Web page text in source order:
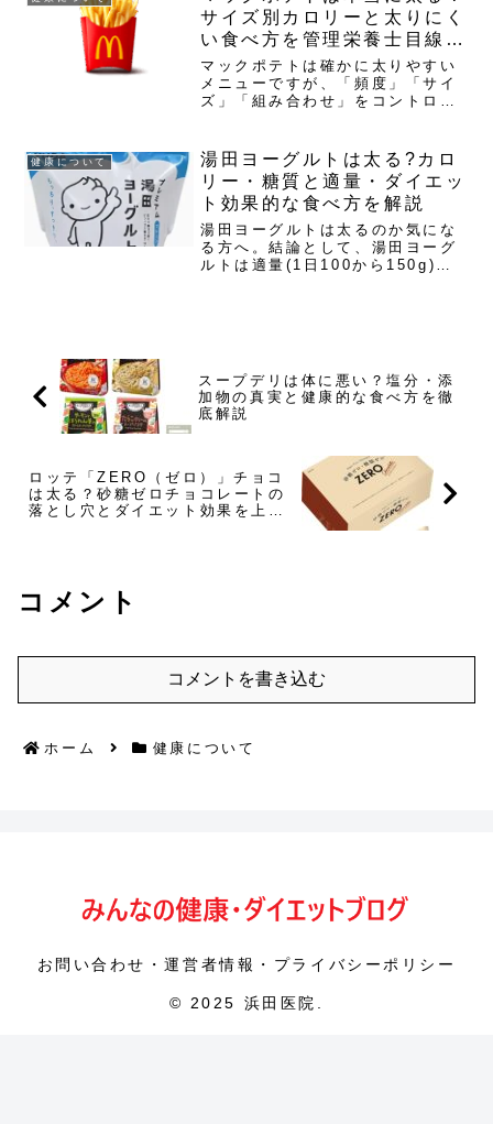
するため、ダイエット中の間食と
して最適です。本...
サイズ別カロリーと太りにく
い食べ方を管理栄養士目線で
解説
マックポテトは確かに太りやすい
メニューですが、「頻度」「サイ
ズ」「組み合わせ」をコントロー
カロリー・脂質・注意点を押さえ
たうえで、太りにくい食べ方まで
具体的に解説します。マックポ...
健康について
湯田ヨーグルトは太る?カロ
リー・糖質と適量・ダイエッ
ト効果的な食べ方を解説
湯田ヨーグルトは太るのか気にな
る方へ。結論として、湯田ヨーグ
ルトは適量(1日100から150g)を
スープデリは体に悪い？塩分・添
加物の真実と健康的な食べ方を徹
底解説
ロッテ「ZERO（ゼロ）」チョコ
は太る？砂糖ゼロチョコレートの
落とし穴とダイエット効果を上げ
コメント
コメントを書き込む
ホーム 健康について
お問い合わせ・運営者情報・プライバシーポリシー
© 2025 浜田医院.